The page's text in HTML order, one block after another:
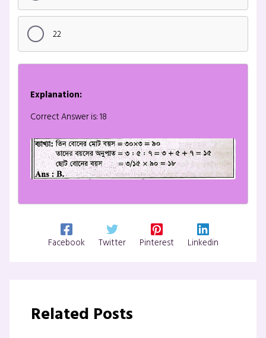
22
Explanation:
Correct Answer is: 18
Facebook Twitter Pinterest Linkedin
Related Posts